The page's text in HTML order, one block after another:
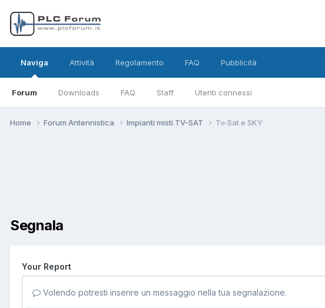
Naviga
Forum Downloads FAQ Staff Utenti connessi
Attività Regolamento FAQ Pubblicità
Home Forum Antennistica Impianti misti TV-SAT Tv-Sat e SKY
Segnala
Your Report
Volendo potresti inserire un messaggio nella tua segnalazione.